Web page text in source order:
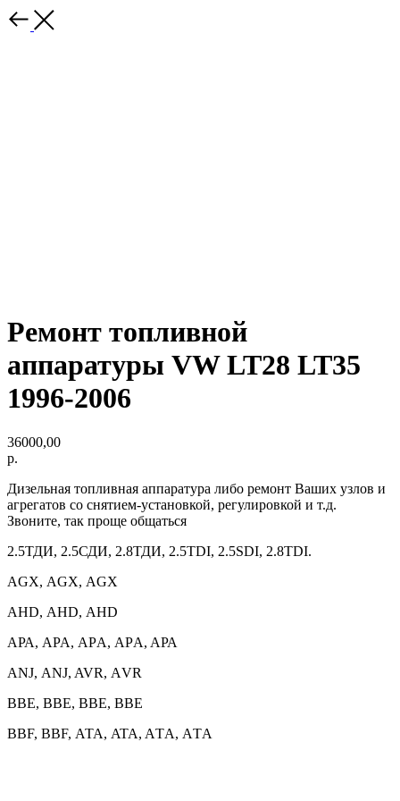
Ремонт топливной
аппаратуры VW LT28 LT35
1996-2006
36000,00
р.
Дизельная топливная аппаратура либо ремонт Ваших узлов и
агрегатов со снятием-установкой, регулировкой и т.д.
Звоните, так проще общаться
2.5ТДИ, 2.5СДИ, 2.8ТДИ, 2.5TDI, 2.5SDI, 2.8TDI.
AGX, АGX, АGХ
AHD, АHD, АНD
АРА, APA, АPА, AРA, AРА
ANJ, АNJ, AVR, АVR
ВВЕ, BBE, BBЕ, ВВE
BBF, ВВF, АТА, ATA, AТA, АTА